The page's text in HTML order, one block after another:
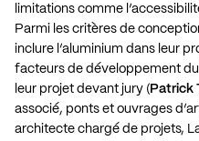
limitations comme
Parmi les critères de
inclure l’aluminium dans leur
facteurs de développement
leur projet devant jury (Patrick
associé, ponts et ouvrages
architecte chargé de projets,